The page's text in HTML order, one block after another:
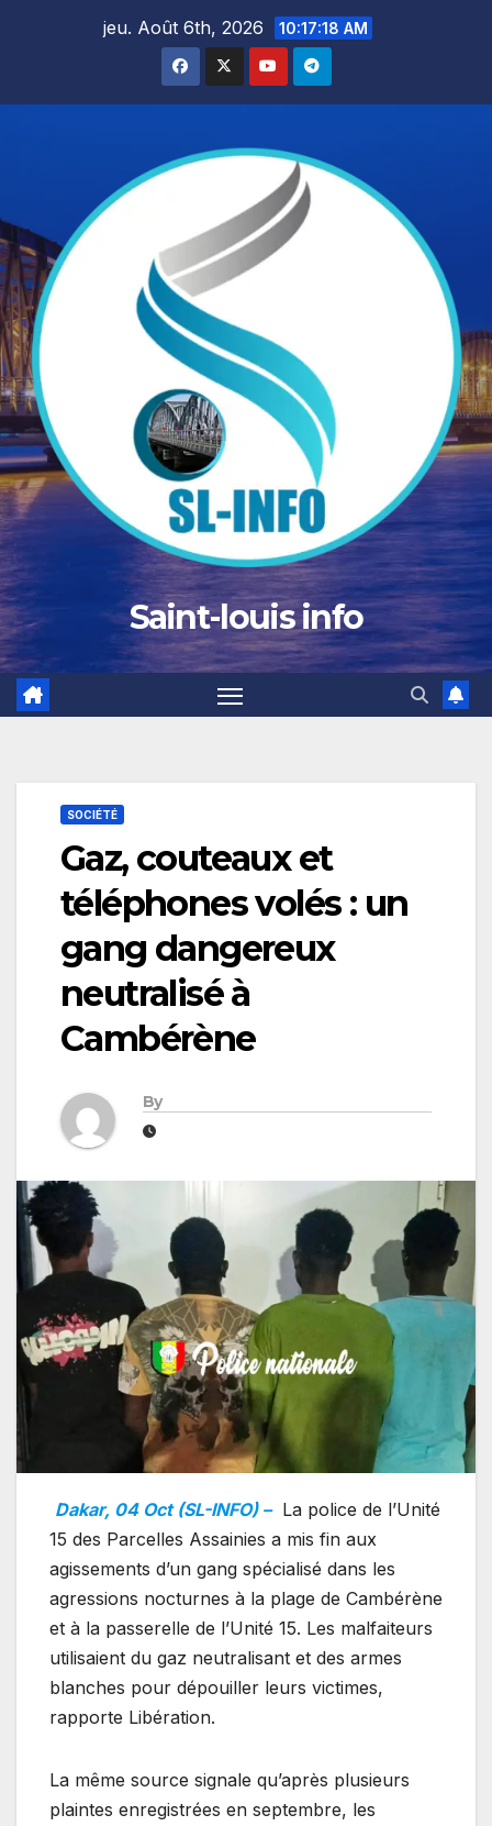
jeu. Août 6th, 2026 10:17:19 AM
Saint-louis info
SOCIÉTÉ
Gaz, couteaux et
téléphones volés : un
gang dangereux
neutralisé à
Cambérène
By
Dakar, 04 Oct (SL-INFO) – La police de l’Unité
15 des Parcelles Assainies a mis fin aux
agissements d’un gang spécialisé dans les
agressions nocturnes à la plage de Cambérène
et à la passerelle de l’Unité 15. Les malfaiteurs
utilisaient du gaz neutralisant et des armes
blanches pour dépouiller leurs victimes,
rapporte Libération.
La même source signale qu’après plusieurs
plaintes enregistrées en septembre, les